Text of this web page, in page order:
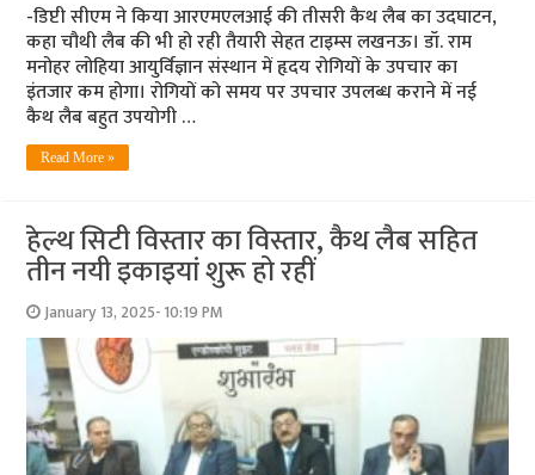
-डिप्टी सीएम ने किया आरएमएलआई की तीसरी कैथ लैब का उदघाटन,
कहा चौथी लैब की भी हो रही तैयारी सेहत टाइम्स लखनऊ। डॉ. राम
मनोहर लोहिया आयुर्विज्ञान संस्थान में हृदय रोगियों के उपचार का
इंतजार कम होगा। रोगियों को समय पर उपचार उपलब्ध कराने में नई
कैथ लैब बहुत उपयोगी …
Read More »
हेल्थ सिटी विस्तार का विस्तार, कैथ लैब सहित
तीन नयी इकाइयां शुरू हो रहीं
January 13, 2025- 10:19 PM